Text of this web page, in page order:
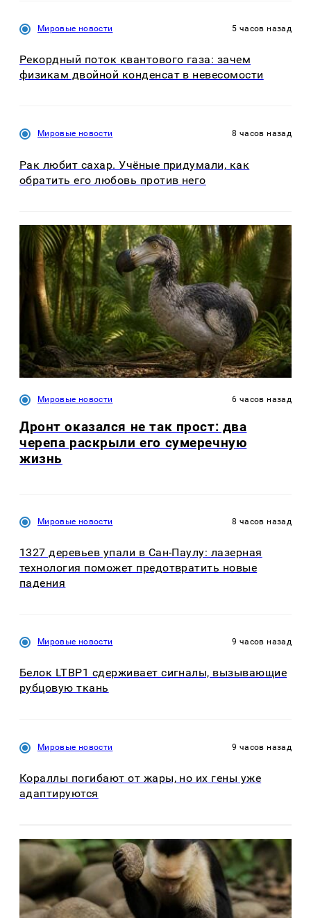
Мировые новости 5 часов назад
Рекордный поток квантового газа: зачем
физикам двойной конденсат в невесомости
Мировые новости 8 часов назад
Рак любит сахар. Учёные придумали, как
обратить его любовь против него
Мировые новости 6 часов назад
Дронт оказался не так прост: два
черепа раскрыли его сумеречную
жизнь
Мировые новости 8 часов назад
1327 деревьев упали в Сан-Паулу: лазерная
технология поможет предотвратить новые
падения
Мировые новости 9 часов назад
Белок LTBP1 сдерживает сигналы, вызывающие
рубцовую ткань
Мировые новости 9 часов назад
Кораллы погибают от жары, но их гены уже
адаптируются